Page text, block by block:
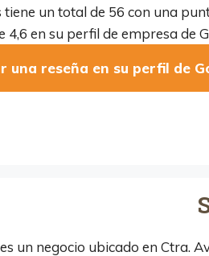
tiene un total de 56 con una
4,6 en su perfil de empresa de
una reseña en su perfil de
un negocio ubicado en Ctra.